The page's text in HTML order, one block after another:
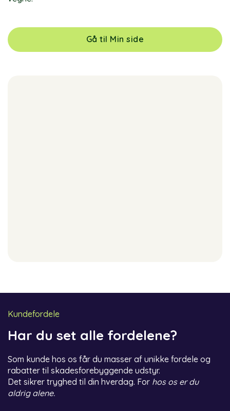
Gå til Min side
Kundefordele
Har du set alle fordelene?
Som kunde hos os får du masser af unikke fordele og
rabatter til skadesforebyggende udstyr.
Det sikrer tryghed til din hverdag. For hos os er du
aldrig alene.